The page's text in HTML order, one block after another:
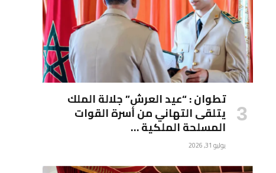
تطوان : “عيد العرش” جلالة الملك
يتلقى التهاني من أسرة القوات
المسلحة الملكية …
يوليو 31, 2026